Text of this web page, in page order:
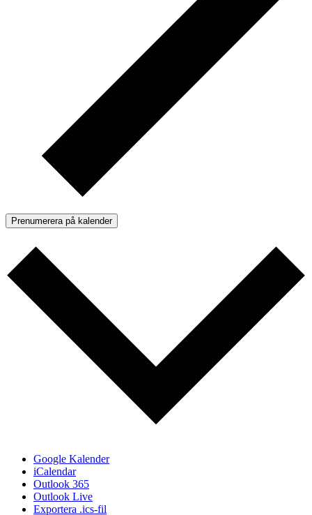
Prenumerera på kalender
Google Kalender
iCalendar
Outlook 365
Outlook Live
Exportera .ics-fil